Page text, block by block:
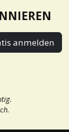
anmelden